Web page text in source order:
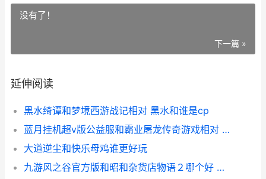
没有了！
下一篇 »
延伸阅读
黑水绮谭和梦境西游战记相对 黑水和谁是cp
蓝月挂机超v版公益服和霸业屠龙传奇游戏相对 蓝月至尊版挂机脚本
大道逆尘和快乐母鸡谁更好玩
九游风之谷官方版和昭和杂货店物语２哪个好 风之谷游戏官网